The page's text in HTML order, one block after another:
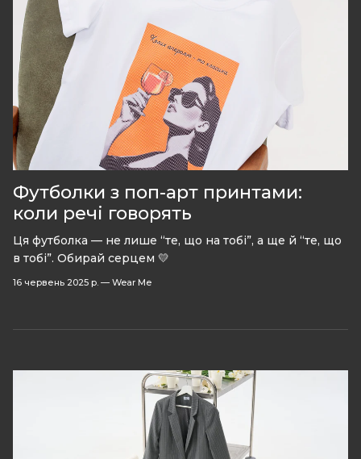
Футболки з поп-арт принтами:
коли речі говорять
Ця футболка — не лише “те, що на тобі”, а ще й “те, що
в тобі”. Обирай серцем 💛
16 червень 2025 р. — Wear Me